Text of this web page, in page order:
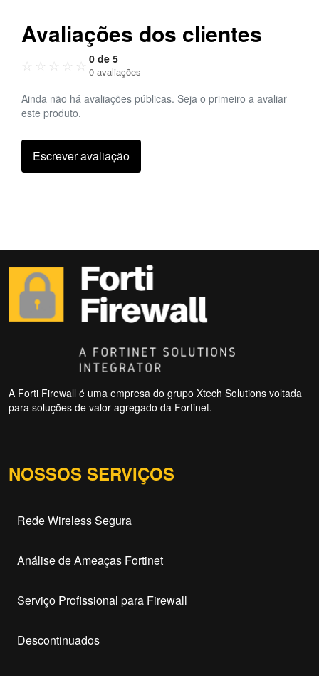
Avaliações dos clientes
☆ ☆ ☆ ☆ ☆ 0 de 5
0 avaliações
Ainda não há avaliações públicas. Seja o primeiro a avaliar
este produto.
Escrever avaliação
A Forti Firewall é uma empresa do grupo Xtech Solutions voltada
para soluções de valor agregado da Fortinet.
NOSSOS SERVIÇOS
Rede Wireless Segura
Análise de Ameaças Fortinet
Serviço Profissional para Firewall
Descontinuados